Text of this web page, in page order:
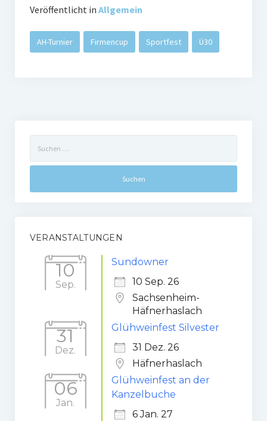
Veröffentlicht in Allgemein
AH-Turnier Firmencup Sportfest Ü30
nach:
VERANSTALTUNGEN
10
Sep.
Sundowner
10 Sep. 26
Sachsenheim-
Häfnerhaslach
31
Dez.
Glühweinfest Silvester
31 Dez. 26
Häfnerhaslach
06
Jan.
Glühweinfest an der
Kanzelbuche
6 Jan. 27